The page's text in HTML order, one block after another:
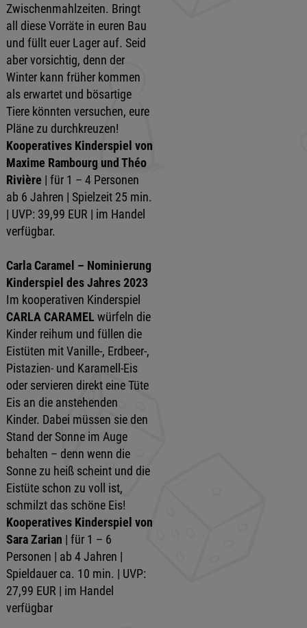
Zwischenmahlzeiten. Bringt
all diese Vorräte in euren Bau
und füllt euer Lager auf. Seid
aber vorsichtig, denn der
Winter kann früher kommen
als erwartet und bösartige
Tiere könnten versuchen, eure
Pläne zu durchkreuzen!
Kooperatives Kinderspiel von
Maxime Rambourg und Théo
Rivière | für 1 – 4 Personen
ab 6 Jahren | Spielzeit 25 min.
| UVP: 39,99 EUR | im Handel
verfügbar.
Carla Caramel – Nominierung
Kinderspiel des Jahres 2023
Im kooperativen Kinderspiel
CARLA CARAMEL würfeln die
Kinder reihum und füllen die
Eistüten mit Vanille-, Erdbeer-,
Pistazien- und Karamell-Eis
oder servieren direkt eine Tüte
Eis an die anstehenden
Kinder. Dabei müssen sie den
Stand der Sonne im Auge
behalten – denn wenn die
Sonne zu heiß scheint und die
Eistüte schon zu voll ist,
schmilzt das schöne Eis!
Kooperatives Kinderspiel von
Sara Zarian | für 1 – 6
Personen | ab 4 Jahren |
Spieldauer ca. 10 min. | UVP:
27,99 EUR | im Handel
verfügbar